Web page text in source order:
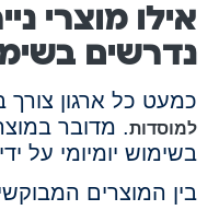
אילו מוצרי
נדרשים
כמעט כל ארגון צורך
למוסדות. מדובר
בשימוש יומיומי על
בין המוצרים